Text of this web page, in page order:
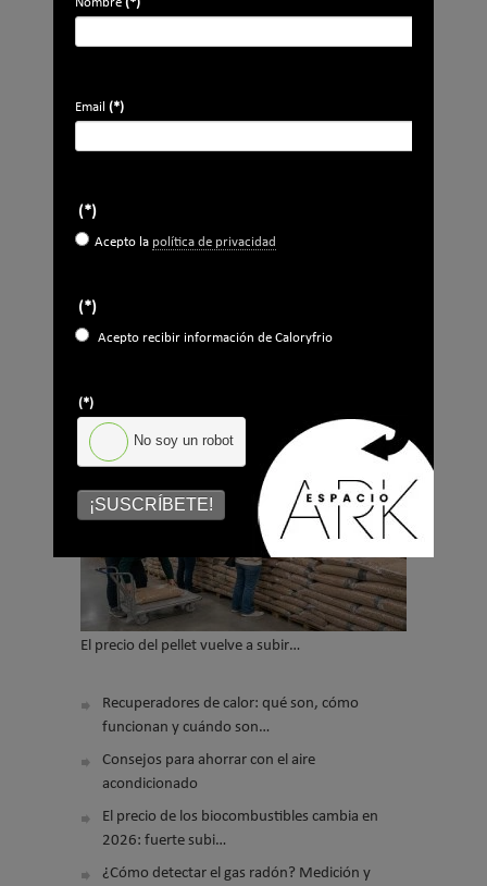
Email *
*
LO MÁS VISTO
El precio del pellet vuelve a subir…
Recuperadores de calor: qué son, cómo
funcionan y cuándo son…
Consejos para ahorrar con el aire
acondicionado
El precio de los biocombustibles cambia en
2026: fuerte subi…
¿Cómo detectar el gas radón? Medición y
Email (*)
(*)
Acepto la política de privacidad
(*)
Acepto recibir información de Caloryfrio
(*)
No soy un robot
¡SUSCRÍBETE!